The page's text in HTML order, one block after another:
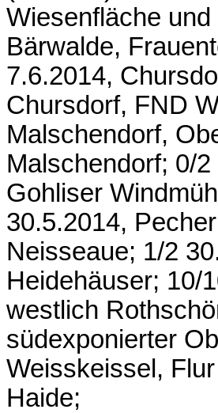
Wiesenfläche
Bärwalde,
7.6.2014,
Chursdorf, FND
Malschendorf,
Malschendorf; 0/
Gohliser
30.5.2014,
Neisseaue; 1/2
Heidehäuser; 10/
westlich
südexponierter
Weisskeissel,
Haide;